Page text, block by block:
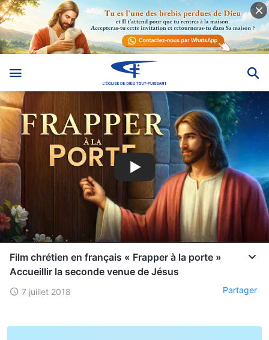
Film chrétien en français « Frapper à la porte »
Accueillir la seconde venue de Jésus
7 juillet 2018 Partager